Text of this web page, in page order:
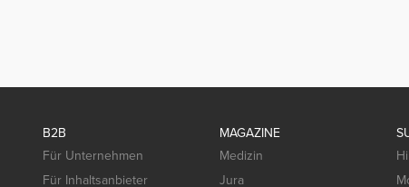
B2B
Für Unternehmen
Für Inhaltsanbieter
MAGAZINE
Medizin
Jura